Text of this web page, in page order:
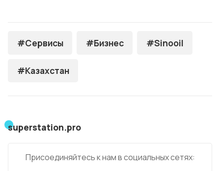
#Сервисы #Бизнес #Sinooil
#Казахстан
superstation.pro
Присоединяйтесь к нам в социальных сетях: